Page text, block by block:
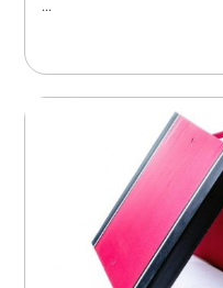
...